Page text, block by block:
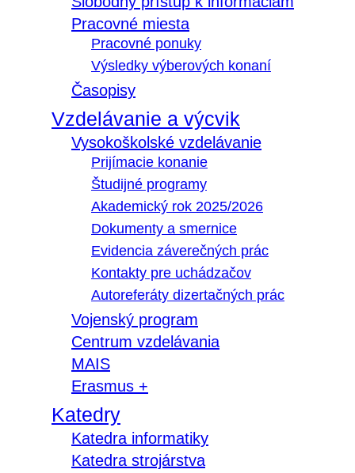
Pracovné miesta
Pracovné ponuky
Výsledky výberových konaní
Časopisy
Vzdelávanie a výcvik
Vysokoškolské vzdelávanie
Prijímacie konanie
Študijné programy
Akademický rok 2025/2026
Dokumenty a smernice
Evidencia záverečných prác
Kontakty pre uchádzačov
Autoreferáty dizertačných prác
Vojenský program
Centrum vzdelávania
MAIS
Erasmus +
Katedry
Katedra informatiky
Katedra strojárstva